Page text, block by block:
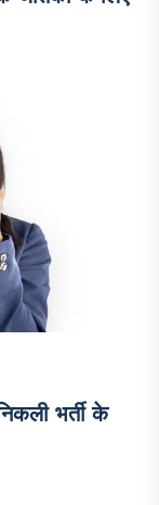
भर्ती के